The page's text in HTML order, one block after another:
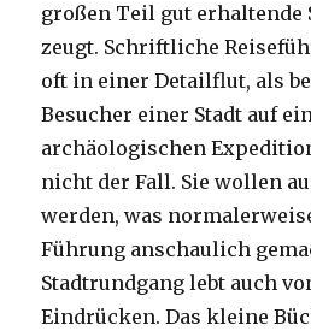
großen Teil gut erhaltende
zeugt. Schriftliche
oft in einer Detailflut, als
Besucher einer Stadt auf
archäologischen
nicht der Fall. Sie wollen
werden, was
Führung anschaulich
Stadtrundgang lebt auch
Eindrücken. Das kleine